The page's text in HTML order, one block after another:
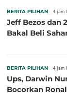
BERITA PILIHAN 4 jam
Jeff Bezos dan
Bakal Beli
BERITA PILIHAN 4 jam
Ups, Darwin
Bocorkan